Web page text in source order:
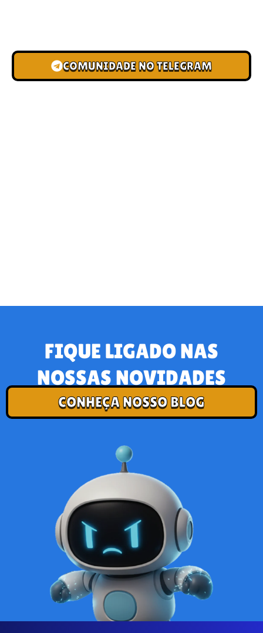
COMUNIDADE NO TELEGRAM
FIQUE LIGADO NAS
NOSSAS NOVIDADES
CONHEÇA NOSSO BLOG